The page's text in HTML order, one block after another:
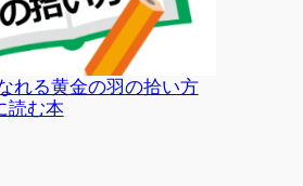
れる黄金の羽の拾い方
読む本